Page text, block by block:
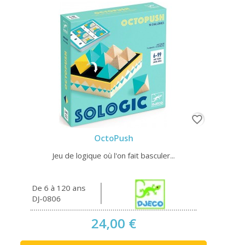
OctoPush
Jeu de logique où l'on fait basculer...
De 6 à 120 ans
DJ-0806
24,00 €
favorite_border